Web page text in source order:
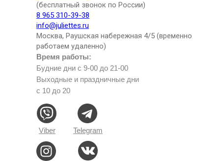
Время работы:
Будние дни с 9-00 до 21-00
Выходные и праздничные дни
с 10 до 20
Telegram
Viber
(бесплатный звонок по России)
8 965 310-39-38
info@juliettes.ru
Москва, Раушская набережная 4/5 (временно
работаем удаленно)